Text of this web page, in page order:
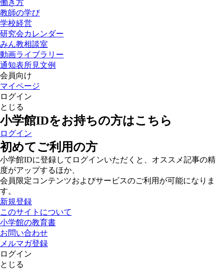
働き方
教師の学び
学校経営
研究会カレンダー
みん教相談室
動画ライブラリー
通知表所見文例
会員向け
マイページ
ログイン
とじる
小学館IDをお持ちの方はこちら
ログイン
初めてご利用の方
小学館IDに登録してログインいただくと、オススメ記事の精
度がアップするほか、
会員限定コンテンツおよびサービスのご利用が可能になりま
す。
新規登録
このサイトについて
小学館の教育書
お問い合わせ
メルマガ登録
ログイン
とじる